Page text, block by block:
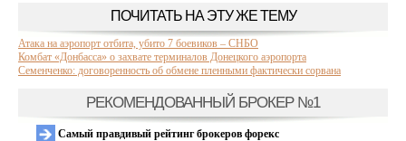
ПОЧИТАТЬ НА ЭТУ ЖЕ ТЕМУ
Атака на аэропорт отбита, убито 7 боевиков – СНБО
Комбат «Донбасса» о захвате терминалов Донецкого аэропорта
Семенченко: договоренность об обмене пленными фактически сорвана
РЕКОМЕНДОВАННЫЙ БРОКЕР №1
Самый правдивый рейтинг брокеров форекс